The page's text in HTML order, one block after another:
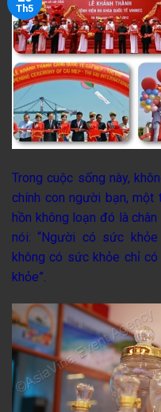
Th5
Trong cuộc sống này,
chính con người bạn, một
hồn không loạn đó là
nói: “Người có sức
không có sức khỏe chỉ
khỏe”.